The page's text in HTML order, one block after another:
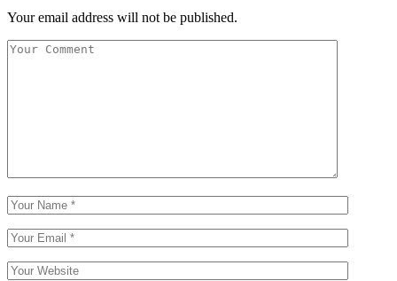
Your email address will not be published.